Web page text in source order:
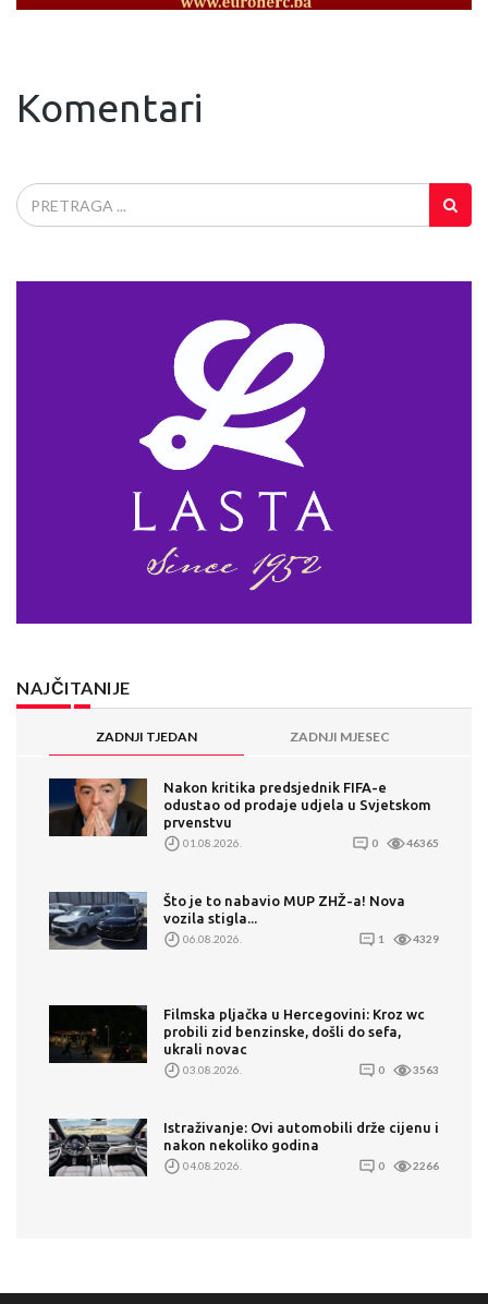
Komentari
NAJČITANIJE
ZADNJI TJEDAN ZADNJI MJESEC
Nakon kritika predsjednik FIFA-e
odustao od prodaje udjela u Svjetskom
prvenstvu
01.08.2026. 0 46365
Što je to nabavio MUP ZHŽ-a! Nova
vozila stigla...
06.08.2026. 1 4329
Filmska pljačka u Hercegovini: Kroz wc
probili zid benzinske, došli do sefa,
ukrali novac
03.08.2026. 0 3563
Istraživanje: Ovi automobili drže cijenu i
nakon nekoliko godina
04.08.2026. 0 2266